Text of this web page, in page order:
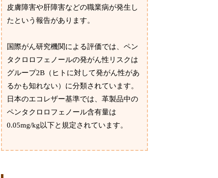
皮膚障害や肝障害などの職業病が発生し
たという報告があります。
国際がん研究機関による評価では、ペン
タクロロフェノールの発がん性リスクは
グループ2B（ヒトに対して発がん性があ
るかも知れない）に分類されています。
日本のエコレザー基準では、革製品中の
ペンタクロロフェノール含有量は
0.05mg/kg以下と規定されています。